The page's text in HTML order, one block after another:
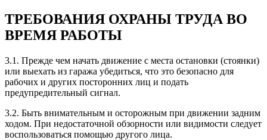
ТРЕБОВАНИЯ ОХРАНЫ ТРУДА ВО
ВРЕМЯ РАБОТЫ
3.1. Прежде чем начать движение с места остановки (стоянки)
или выехать из гаража убедиться, что это безопасно для
рабочих и других посторонних лиц и подать
предупредительный сигнал.
3.2. Быть внимательным и осторожным при движении задним
ходом. При недостаточной обзорности или видимости следует
воспользоваться помощью другого лица.